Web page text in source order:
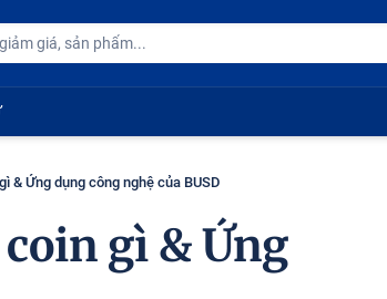
& Ứng dụng công nghệ của BUSD
gì & Ứng